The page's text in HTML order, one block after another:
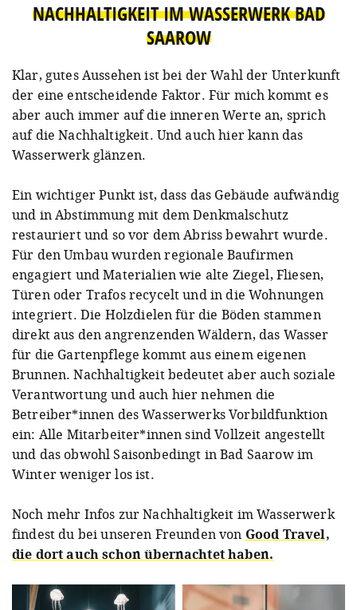
NACHHALTIGKEIT IM WASSERWERK BAD
SAAROW
Klar, gutes Aussehen ist bei der Wahl der Unterkunft
der eine entscheidende Faktor. Für mich kommt es
aber auch immer auf die inneren Werte an, sprich
auf die Nachhaltigkeit. Und auch hier kann das
Wasserwerk glänzen.
Ein wichtiger Punkt ist, dass das Gebäude aufwändig
und in Abstimmung mit dem Denkmalschutz
restauriert und so vor dem Abriss bewahrt wurde.
Für den Umbau wurden regionale Baufirmen
engagiert und Materialien wie alte Ziegel, Fliesen,
Türen oder Trafos recycelt und in die Wohnungen
integriert. Die Holzdielen für die Böden stammen
direkt aus den angrenzenden Wäldern, das Wasser
für die Gartenpflege kommt aus einem eigenen
Brunnen. Nachhaltigkeit bedeutet aber auch soziale
Verantwortung und auch hier nehmen die
Betreiber*innen des Wasserwerks Vorbildfunktion
ein: Alle Mitarbeiter*innen sind Vollzeit angestellt
und das obwohl Saisonbedingt in Bad Saarow im
Winter weniger los ist.
Noch mehr Infos zur Nachhaltigkeit im Wasserwerk
findest du bei unseren Freunden von Good Travel,
die dort auch schon übernachtet haben.